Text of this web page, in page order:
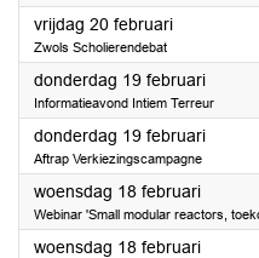
vrijdag 20 februari2026
Zwols Scholierendebat
donderdag 19 februari2026
Informatieavond Intiem Terreur
donderdag 19 februari2026
Aftrap Verkiezingscampagne
woensdag 18 februari2026
Webinar 'Small modular reactors,
woensdag 18 februari2026